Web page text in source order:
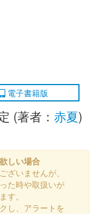
電子書籍版
(著者： 赤夏)
しい場合
ざいませんが、
た時や取扱いが
す。
し、アラートを